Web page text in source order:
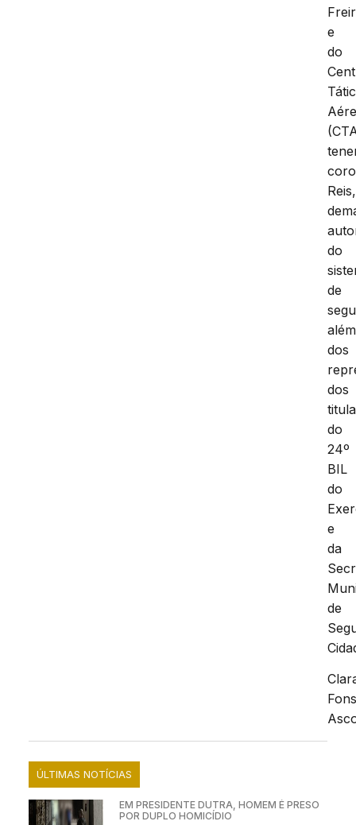
e
do
Reis,
do
de
além
dos
dos
do
24º
BIL
do
e
da
de
ÚLTIMAS NOTÍCIAS
EM PRESIDENTE DUTRA, HOMEM É PRESO
POR DUPLO HOMICÍDIO